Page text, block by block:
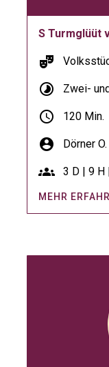
S Turmglüüt
theater_comedy
timelapse Zwei-
schedule 120 Min.
account_circle Dörner O.
groups 3 D | 9 H
MEHR